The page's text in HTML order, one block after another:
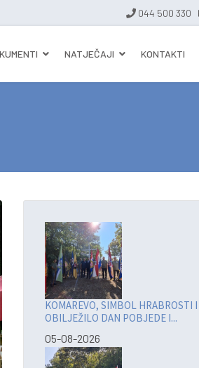
044 500 330
NATJEČAJI KONTAKTI
KOMAREVO, SIMBOL HRABROSTI
OBILJEŽILO DAN POBJEDE I...
05-08-2026